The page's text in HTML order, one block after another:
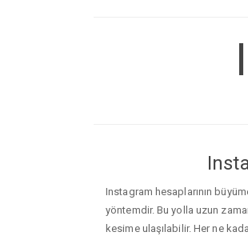
Instagram hesaplarının
yöntemdir. Bu yolla uzun
kesime ulaşılabilir. Her ne